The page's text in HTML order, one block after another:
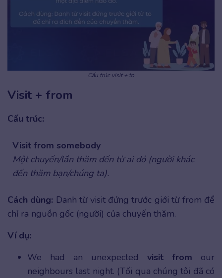
Cấu trúc visit + to
Visit + from
Cấu trúc:
Visit from somebody
Một chuyến/lần thăm đến từ ai đó (người khác
đến thăm bạn/chúng ta).
Cách dùng: Danh từ visit đứng trước giới từ from để
chỉ ra nguồn gốc (người) của chuyến thăm.
Ví dụ:
We had an unexpected visit from our
neighbours last night. (Tối qua chúng tôi đã có